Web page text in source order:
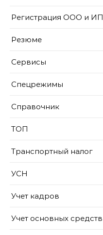
Регистрация ООО и ИП
Резюме
Сервисы
Спецрежимы
Справочник
ТОП
Транспортный налог
УСН
Учет кадров
Учет основных средств